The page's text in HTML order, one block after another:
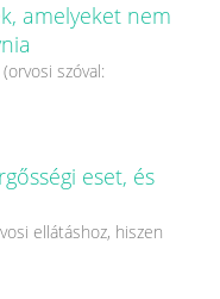
amelyeket nem
szóval:
eset, és
ellátáshoz, hiszen